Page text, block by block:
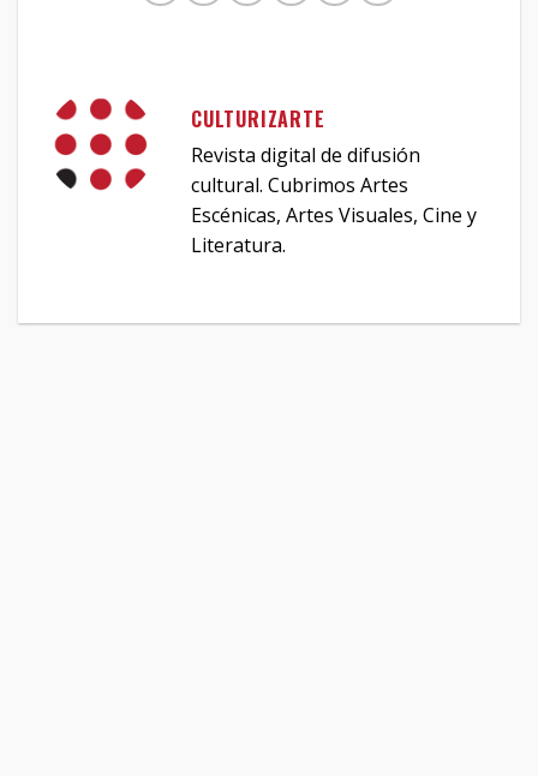
CULTURIZARTE
Revista digital de difusión
cultural. Cubrimos Artes
Escénicas, Artes Visuales, Cine y
Literatura.